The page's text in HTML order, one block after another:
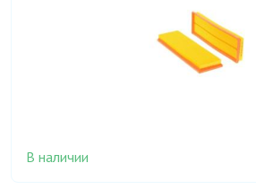
В наличии